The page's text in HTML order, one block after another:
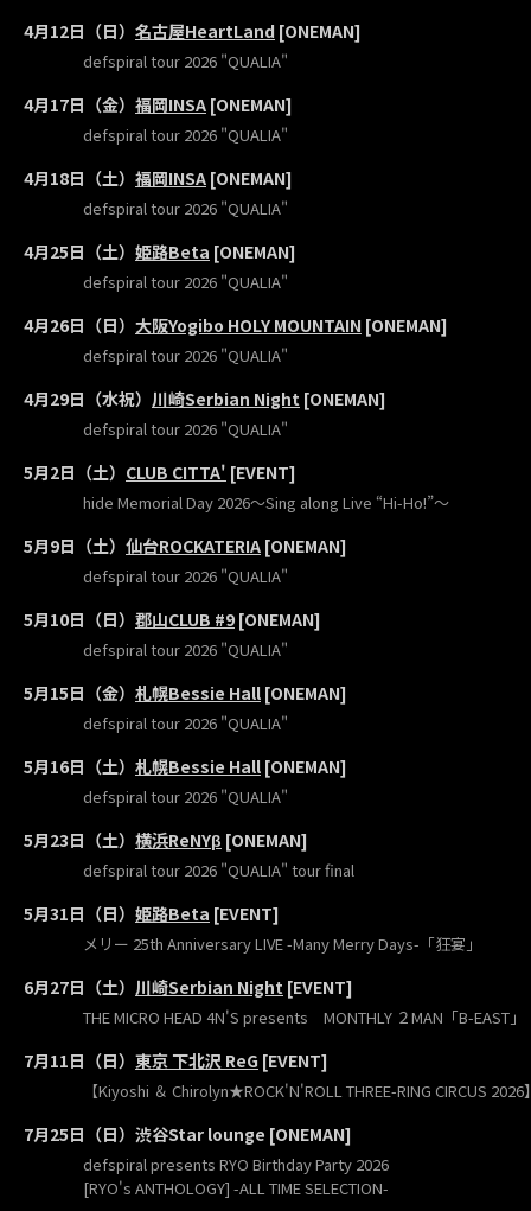
4月12日（日） 名古屋HeartLand [ONEMAN]
defspiral tour 2026 "QUALIA"
4月17日（金） 福岡INSA [ONEMAN]
defspiral tour 2026 "QUALIA"
4月18日（土） 福岡INSA [ONEMAN]
defspiral tour 2026 "QUALIA"
4月25日（土） 姫路Beta [ONEMAN]
defspiral tour 2026 "QUALIA"
4月26日（日） 大阪Yogibo HOLY MOUNTAIN [ONEMAN]
defspiral tour 2026 "QUALIA"
4月29日（水祝） 川崎Serbian Night [ONEMAN]
defspiral tour 2026 "QUALIA"
5⽉2⽇（土） CLUB CITTA' [EVENT]
hide Memorial Day 2026〜Sing along Live “Hi-Ho!”〜
5月9日（土） 仙台ROCKATERIA [ONEMAN]
defspiral tour 2026 "QUALIA"
5月10日（日） 郡山CLUB #9 [ONEMAN]
defspiral tour 2026 "QUALIA"
5月15日（金） 札幌Bessie Hall [ONEMAN]
defspiral tour 2026 "QUALIA"
5月16日（土） 札幌Bessie Hall [ONEMAN]
defspiral tour 2026 "QUALIA"
5月23日（土） 横浜ReNYβ [ONEMAN]
defspiral tour 2026 "QUALIA" tour final
5⽉31⽇（⽇） 姫路Beta [EVENT]
メリー 25th Anniversary LIVE -Many Merry Days-「狂宴」
6月27日（土） 川崎Serbian Night [EVENT]
THE MICRO HEAD 4N'S presents MONTHLY ２MAN「B-EAST」
7月11日（日） 東京 下北沢 ReG [EVENT]
【Kiyoshi ＆ Chirolyn★ROCK'N'ROLL THREE-RING CIRCUS 2026
7月25日（日）渋谷Star lounge [ONEMAN]
defspiral presents RYO Birthday Party 2026
[RYO's ANTHOLOGY] -ALL TIME SELECTION-